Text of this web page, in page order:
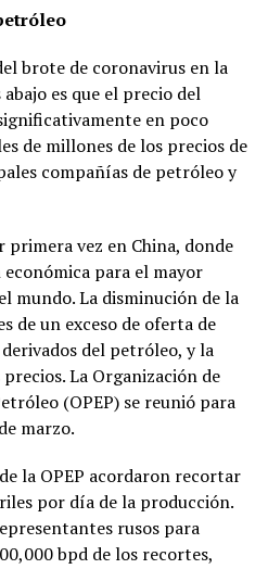
brote de coronavirus en la
es que el precio del
en poco
de millones de los precios de
compañías de petróleo y
vez en China, donde
económica para el mayor
mundo. La disminución de la
de un exceso de oferta de
del petróleo, y la
La Organización de
(OPEP) se reunió para
marzo.
la OPEP acordaron recortar
por día de la producción.
rusos para
bpd de los recortes,